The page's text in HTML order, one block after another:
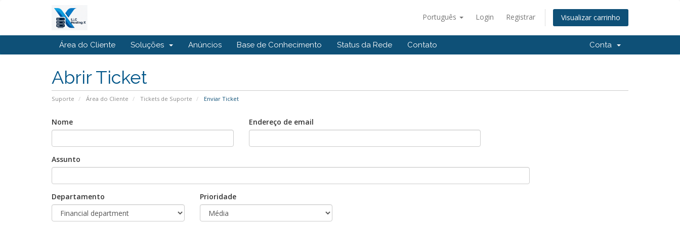
Português Login Registrar Visualizar carrinho
Área do Cliente Soluções Anúncios Base de Conhecimento Status da Rede Contato Conta
Abrir Ticket
Suporte Área do Cliente Tickets de Suporte Enviar Ticket
Nome Endereço de email
Assunto
Departamento Prioridade